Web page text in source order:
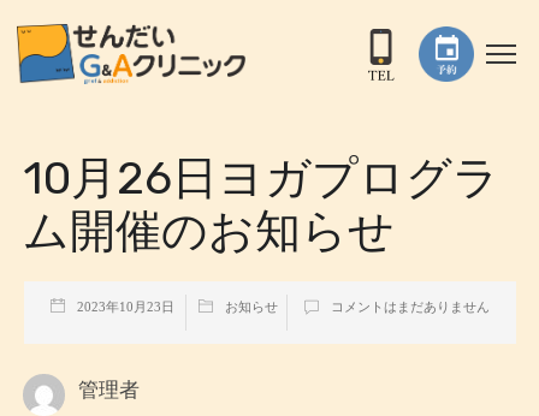
10月26日ヨガプログラ
ム開催のお知らせ
2023年10月23日 お知らせ コメントはまだありません
管理者